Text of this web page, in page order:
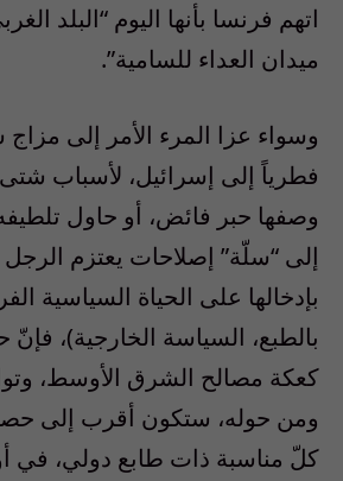
اتهم فرنسا بأنها اليوم “البلد
ميدان العداء للسامية”.
وسواء عزا المرء الأمر إلى مزاج
فطرياً إلى إسرائيل، لأسباب
وصفها حبر فائض، أو حاول
إلى “سلّة” إصلاحات يعتزم الرجل
بإدخالها على الحياة السياسية
بالطبع، السياسة الخارجية)،
كعكة مصالح الشرق الأوسط،
ومن حوله، ستكون أقرب إلى
كلّ مناسبة ذات طابع دولي، في